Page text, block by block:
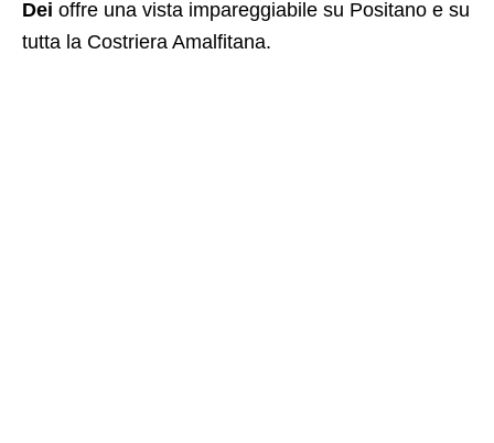
Dei offre una vista impareggiabile su Positano e su
tutta la Costriera Amalfitana.